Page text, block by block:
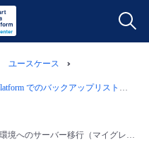
ユースケース
でのバックアップリストア運用例
ーバー移行（マイグレーション）を行う